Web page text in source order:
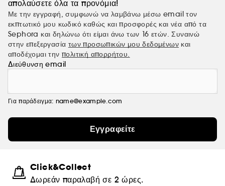
απολαύσετε όλα τα προνόμια!
Με την εγγραφή, συμφωνώ να λαμβάνω μέσω email τον
εκπτωτικό μου κωδικό καθώς και προσφορές και νέα από τα
Sephora και δηλώνω ότι είμαι άνω των 16 ετών. Συναινώ
στην επεξεργασία των προσωπικών μου δεδομένων και
αποδέχομαι την πολιτική απορρήτου.
Διεύθυνση email
Για παράδειγμα: name@example.com
Εγγραφείτε
Click&Collect
Δωρεάν παραλαβή σε 2 ώρες.